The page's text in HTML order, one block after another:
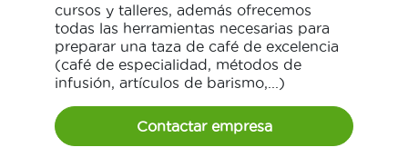
cursos y talleres, además ofrecemos
todas las herramientas necesarias para
preparar una taza de café de excelencia
(café de especialidad, métodos de
infusión, artículos de barismo,...)
Contactar empresa